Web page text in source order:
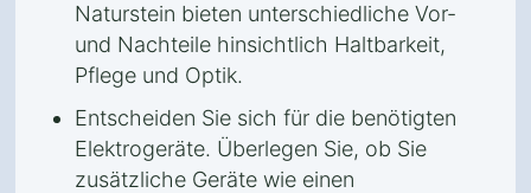
Naturstein bieten unterschiedliche Vor-
und Nachteile hinsichtlich Haltbarkeit,
Pflege und Optik.
Entscheiden Sie sich für die benötigten
Elektrogeräte. Überlegen Sie, ob Sie
zusätzliche Geräte wie einen